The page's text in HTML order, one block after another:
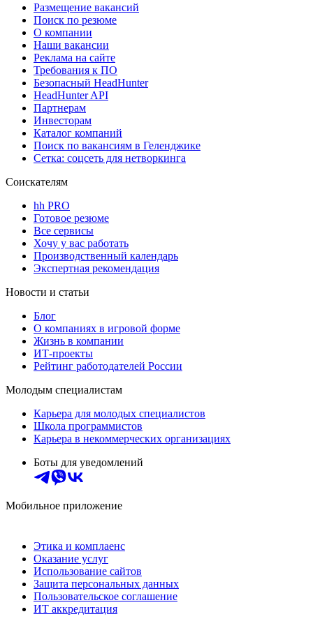
Размещение вакансий
Поиск по резюме
О компании
Наши вакансии
Реклама на сайте
Требования к ПО
Безопасный HeadHunter
HeadHunter API
Партнерам
Инвесторам
Каталог компаний
Поиск по вакансиям в Геленджике
Сетка: соцсеть для нетворкинга
Соискателям
hh PRO
Готовое резюме
Все сервисы
Хочу у вас работать
Производственный календарь
Экспертная рекомендация
Новости и статьи
Блог
О компаниях в игровой форме
Жизнь в компании
ИТ-проекты
Рейтинг работодателей России
Молодым специалистам
Карьера для молодых специалистов
Школа программистов
Карьера в некоммерческих организациях
Боты для уведомлений
Мобильное приложение
Этика и комплаенс
Оказание услуг
Использование сайтов
Защита персональных данных
Пользовательское соглашение
ИТ аккредитация